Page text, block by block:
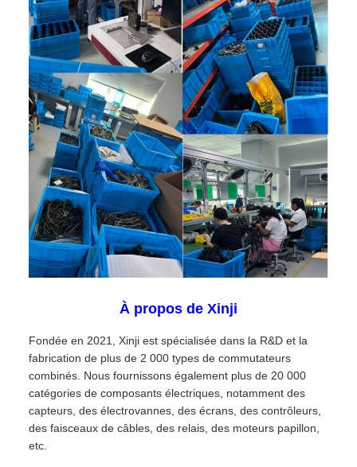
À propos de Xinji
Fondée en 2021, Xinji est spécialisée dans la R&D et la
fabrication de plus de 2 000 types de commutateurs
combinés. Nous fournissons également plus de 20 000
catégories de composants électriques, notamment des
capteurs, des électrovannes, des écrans, des contrôleurs,
des faisceaux de câbles, des relais, des moteurs papillon,
etc.